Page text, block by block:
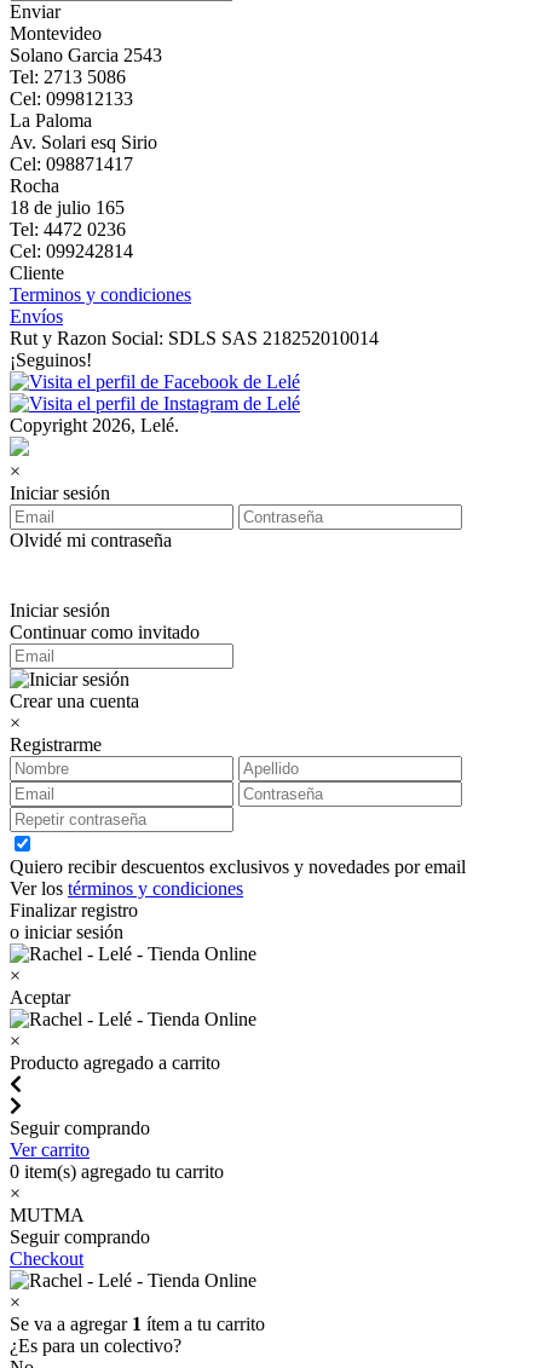
Enviar
Montevideo
Solano Garcia 2543
Tel: 2713 5086
Cel: 099812133
La Paloma
Av. Solari esq Sirio
Cel: 098871417
Rocha
18 de julio 165
Tel: 4472 0236
Cel: 099242814
Cliente
Terminos y condiciones
Envíos
Rut y Razon Social: SDLS SAS 218252010014
¡Seguinos!
Copyright 2026, Lelé.
×
Iniciar sesión
Olvidé mi contraseña
Iniciar sesión
Continuar como invitado
Crear una cuenta
×
Registrarme
Quiero recibir descuentos exclusivos y novedades por email
Ver los términos y condiciones
Finalizar registro
o iniciar sesión
×
Aceptar
×
Producto agregado a carrito
Seguir comprando
Ver carrito
0 item(s) agregado tu carrito
×
MUTMA
Seguir comprando
Checkout
×
Se va a agregar 1 ítem a tu carrito
¿Es para un colectivo?